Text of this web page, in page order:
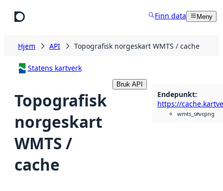
Finn data Meny
Hjem API Topografisk norgeskart WMTS / cache
Statens kartverk
Topografisk
norgeskart
WMTS /
cache
Bruk API
Endepunkt:
wmts_srvcpng